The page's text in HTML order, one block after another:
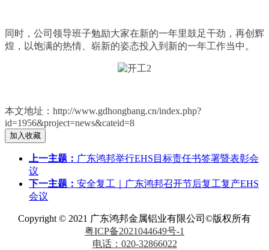
同时，公司领导班子勉励大家在新的一年里鼓足干劲，再创辉
煌，以饱满的热情、崭新的姿态投入到新的一年工作当中。
本文地址：http://www.gdhongbang.cn/index.php?
id=1956&project=news&cateid=8
上一主题： 广东鸿邦举行EHS目标责任书签署暨表彰会
议
下一主题： 安全复工｜广东鸿邦召开节后复工复产EHS
会议
Copyright © 2021 广东鸿邦金属铝业有限公司©版权所有
粤ICP备2021044649号-1
电话：020-32866022